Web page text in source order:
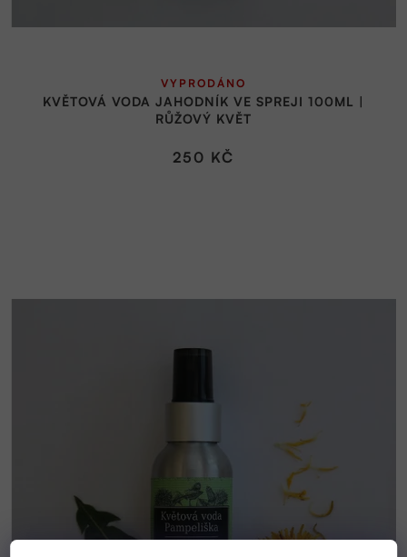
KVĚTOVÁ VODA JAHODNÍK VE SPREJI 100ML |
RŮŽOVÝ KVĚT
VYPRODÁNO
250 KČ